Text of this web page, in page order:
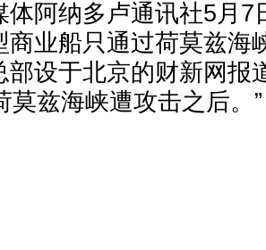
体阿纳多卢通讯社5月7
商业船只通过荷莫兹海
部设于北京的财新网报
莫兹海峡遭攻击之后。”